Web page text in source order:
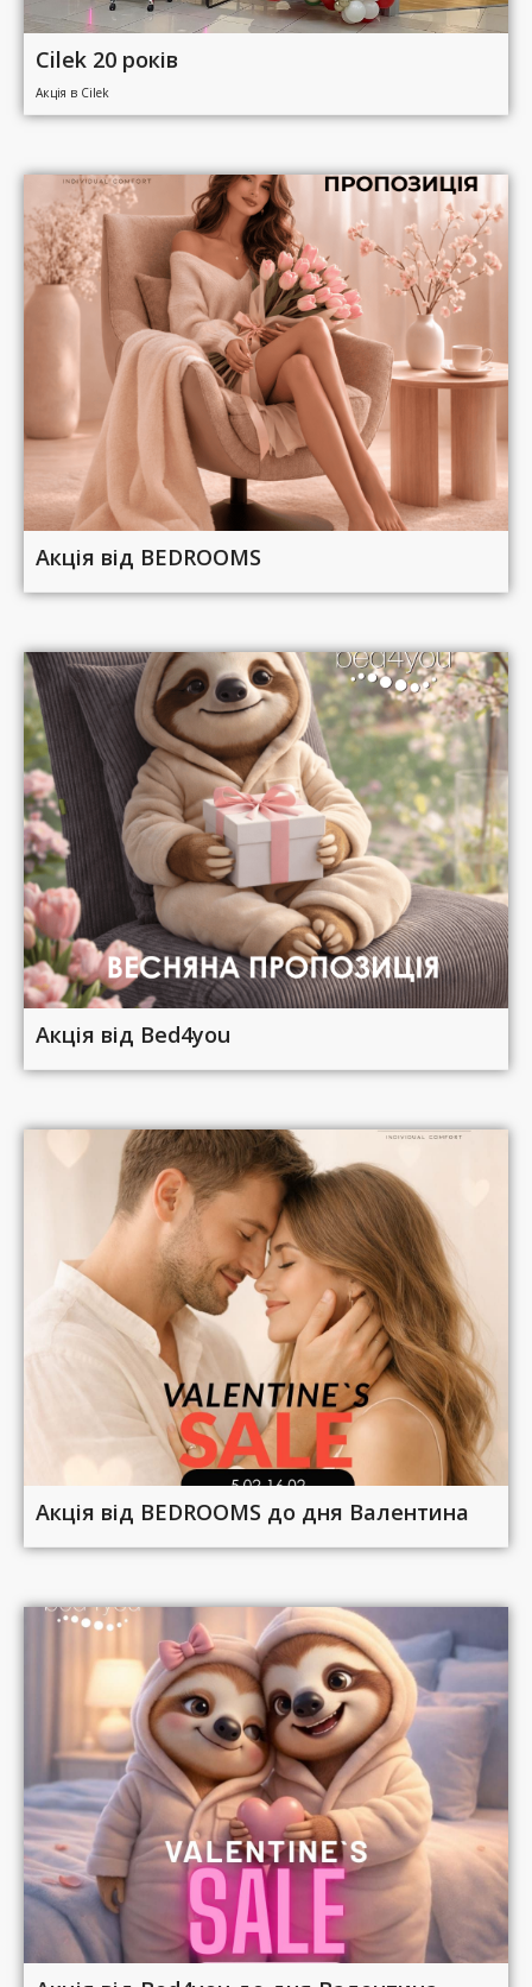
Cilek 20 років
Акція в Cilek
Акція від BEDROOMS
Акція від Bed4you
Акція від BEDROOMS до дня Валентина